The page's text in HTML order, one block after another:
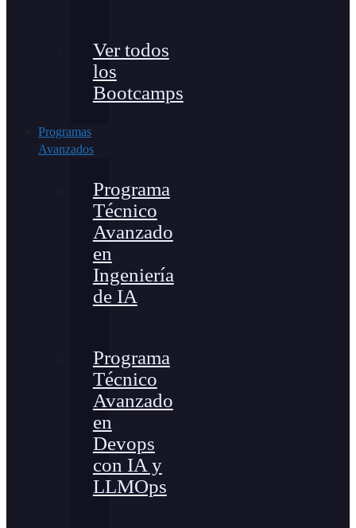
Ver todos
los
Bootcamps
Programas
Avanzados
Programa
Técnico
Avanzado
en
Ingeniería
de IA
Programa
Técnico
Avanzado
en
Devops
con IA y
LLMOps